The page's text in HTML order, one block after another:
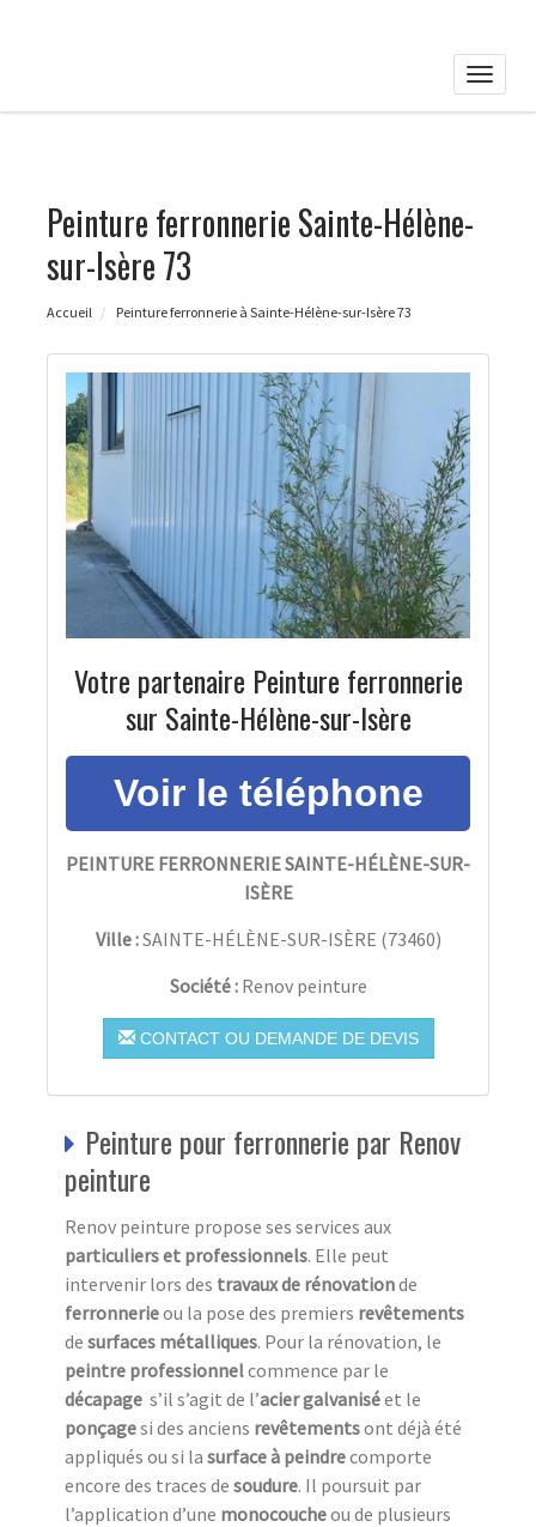
Toggle
Peinture ferronnerie Sainte-Hélène-
sur-Isère 73
Accueil Peinture ferronnerie à Sainte-Hélène-sur-Isère 73
Votre partenaire Peinture ferronnerie
sur Sainte-Hélène-sur-Isère
PEINTURE FERRONNERIE SAINTE-HÉLÈNE-SUR-
ISÈRE
Ville :SAINTE-HÉLÈNE-SUR-ISÈRE (73460)
Société : Renov peinture
CONTACT OU DEMANDE DE DEVIS
Peinture pour ferronnerie par Renov
peinture
Renov peinture propose ses services aux
particuliers et professionnels. Elle peut
intervenir lors des travaux de rénovationde
ferronnerieou la pose des premiers revêtements
de surfaces métalliques. Pour la rénovation, le
peintre professionnelcommence par le
décapage s’il s’agit de l’acier galvaniséet le
ponçagesi des anciens revêtementsont déjà été
appliqués ou si la surface à peindrecomporte
encore des traces de soudure. Il poursuit par
l’application d’une monocoucheou de plusieurs